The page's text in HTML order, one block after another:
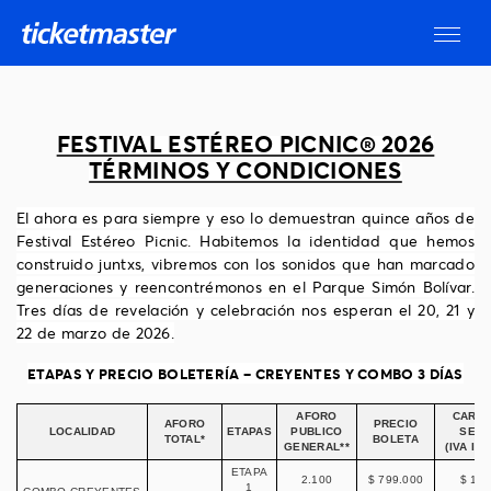
FESTIVAL ESTÉREO PICNIC® 2026
TÉRMINOS Y CONDICIONES
El ahora es para siempre y eso lo demuestran quince años de
Festival Estéreo Picnic. Habitemos la identidad que hemos
construido juntxs, vibremos con los sonidos que han marcado
generaciones y reencontrémonos en el Parque Simón Bolívar.
Tres días de revelación y celebración nos esperan el 20, 21 y
22 de marzo de 2026.
ETAPAS Y PRECIO BOLETERÍA – CREYENTES Y COMBO 3 DÍAS
LOCALIDAD
AFORO
TOTAL*
ETAPAS
AFORO
PUBLICO
GENERAL**
PRECIO
BOLETA
(IVA
ETAPA
1
2.100 $ 799.000 $